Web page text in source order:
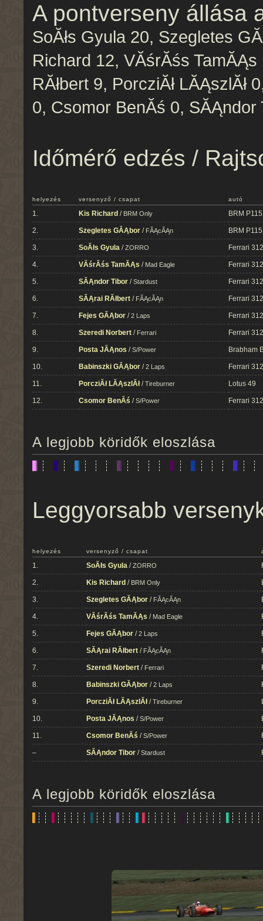
A pontverseny állása
SoĂłs Gyula 20, Szegletes
Richard 12, VĂśrĂśs
RĂłbert 9, PorcziĂł
0, Csomor BenĂś 0, SĂĄndor
Időmérő edzés /
helyezés versenyző / csapat autó
1. Kis Richard / BRM Only BRM P115
2. Szegletes GĂĄbor / FĂĄcĂĄn BRM P115
3. SoĂłs Gyula /ZORRO Ferrari 312
4. VĂśrĂśs TamĂĄs / Mad Eagle Ferrari 312
5. SĂĄndor Tibor /Stardust Ferrari 312
6. SĂĄrai RĂłbert / FĂĄcĂĄn Ferrari 312
7. Fejes GĂĄbor /2 Laps Ferrari 312
8. Szeredi Norbert / Ferrari Ferrari 312
9. Posta JĂĄnos /S/Power Brabham
10. Babinszki GĂĄbor /2 Laps Ferrari 312
11. PorcziĂł LĂĄszlĂł/Tireburner Lotus 49
12. Csomor BenĂś /S/Power Ferrari 312
A legjobb köridők eloszlása
Leggyorsabb
helyezés versenyző / csapat
1. SoĂłs Gyula /ZORRO
2. Kis Richard / BRM Only
3. Szegletes GĂĄbor / FĂĄcĂĄn
4. VĂśrĂśs TamĂĄs / Mad Eagle
5. Fejes GĂĄbor /2 Laps
6. SĂĄrai RĂłbert / FĂĄcĂĄn
7. Szeredi Norbert / Ferrari
8. Babinszki GĂĄbor /2 Laps
9. PorcziĂł LĂĄszlĂł/Tireburner
10. Posta JĂĄnos /S/Power
11. Csomor BenĂś /S/Power
– SĂĄndor Tibor /Stardust
A legjobb köridők eloszlása